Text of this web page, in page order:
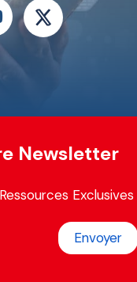
Newsletter
Exclusives
Envoyer